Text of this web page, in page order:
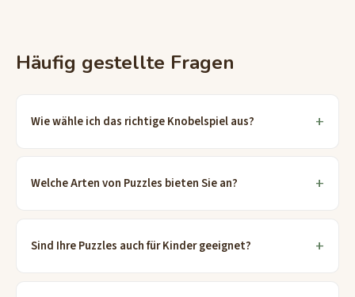
Häufig gestellte Fragen
Wie wähle ich das richtige Knobelspiel aus?
Welche Arten von Puzzles bieten Sie an?
Sind Ihre Puzzles auch für Kinder geeignet?